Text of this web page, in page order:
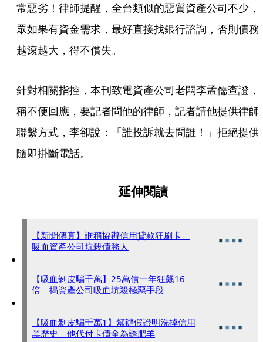
常惡劣！律師提醒，全台類似的惡質資產公司不少，
眾如果有資金需求，最好直接找銀行諮詢，否則債務
越滾越大，得不償失。
針對相關指控，本刊致電資產公司老闆李孟儒查證，
稱不便回應，要記者問他的律師，記者請他提供律師
聯繫方式，李卻說：「誰投訴就去問誰！」拒絕提供
隨即掛斷電話。
延伸閱讀
【新聞傳真】誆稱協辦信用貸款狂刷卡
吸血資產公司坑殺債務人
【吸血剝皮騙千萬】25萬債一年狂飆16
倍 揭資產公司吸血坑殺極惡手段
【吸血剝皮騙千萬1】幫辦假證明洗掉信用
黑歷史 他代付卡債全為誘肥羊